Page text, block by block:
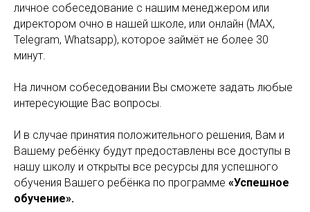
личное собеседование с нашим менеджером или
директором очно в нашей школе, или онлайн (MAX,
Telegram, Whatsapp), которое займёт не более 30
минут.
На личном собеседовании Вы сможете задать любые
интересующие Вас вопросы.
И в случае принятия положительного решения, Вам и
Вашему ребёнку будут предоставлены все доступы в
нашу школу и открыты все ресурсы для успешного
обучения Вашего ребёнка по программе «Успешное
обучение».